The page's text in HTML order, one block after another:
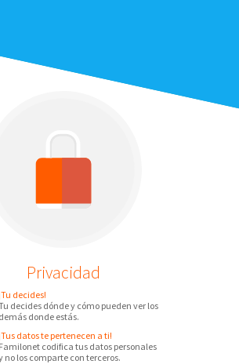
Privacidad
decides!
decides dónde y cómo pueden ver los
demás donde estás.
datos te pertenecen a ti!
Familonet codifica tus datos personales
no los comparte con terceros.